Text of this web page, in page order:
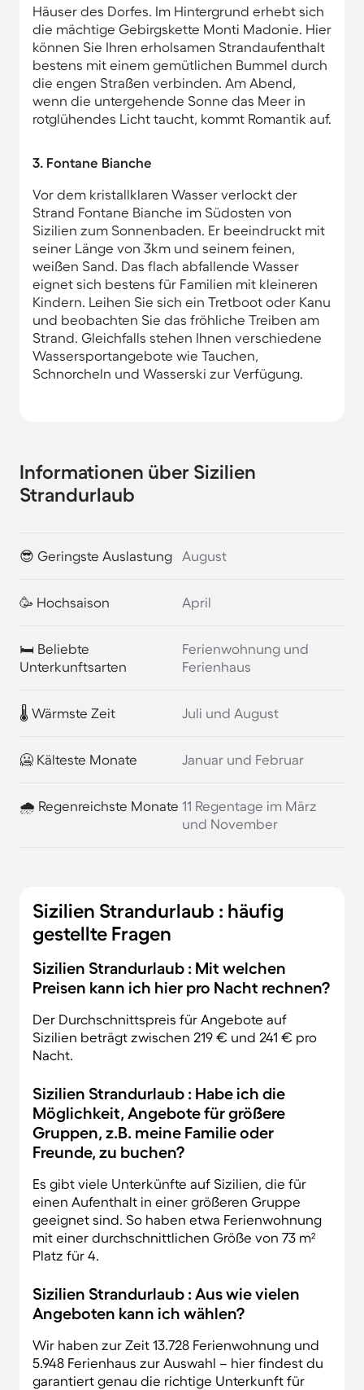
Häuser des Dorfes. Im Hintergrund erhebt sich
die mächtige Gebirgskette Monti Madonie. Hier
können Sie Ihren erholsamen Strandaufenthalt
bestens mit einem gemütlichen Bummel durch
die engen Straßen verbinden. Am Abend,
wenn die untergehende Sonne das Meer in
rotglühendes Licht taucht, kommt Romantik auf.
3. Fontane Bianche
Vor dem kristallklaren Wasser verlockt der
Strand Fontane Bianche im Südosten von
Sizilien zum Sonnenbaden. Er beeindruckt mit
seiner Länge von 3km und seinem feinen,
weißen Sand. Das flach abfallende Wasser
eignet sich bestens für Familien mit kleineren
Kindern. Leihen Sie sich ein Tretboot oder Kanu
und beobachten Sie das fröhliche Treiben am
Strand. Gleichfalls stehen Ihnen verschiedene
Wassersportangebote wie Tauchen,
Schnorcheln und Wasserski zur Verfügung.
Informationen über Sizilien
Strandurlaub
😎 Geringste Auslastung August
🥳 Hochsaison April
🛏️ Beliebte
Unterkunftsarten
Ferienwohnung und
Ferienhaus
🌡️ Wärmste Zeit Juli und August
🥶 Kälteste Monate Januar und Februar
🌧️ Regenreichste Monate 11 Regentage im März
und November
Sizilien Strandurlaub : häufig
gestellte Fragen
Sizilien Strandurlaub : Mit welchen
Preisen kann ich hier pro Nacht rechnen?
Der Durchschnittspreis für Angebote auf
Sizilien beträgt zwischen 219 € und 241 € pro
Nacht.
Sizilien Strandurlaub : Habe ich die
Möglichkeit, Angebote für größere
Gruppen, z.B. meine Familie oder
Freunde, zu buchen?
Es gibt viele Unterkünfte auf Sizilien, die für
einen Aufenthalt in einer größeren Gruppe
geeignet sind. So haben etwa Ferienwohnung
mit einer durchschnittlichen Größe von 73 m²
Platz für 4.
Sizilien Strandurlaub : Aus wie vielen
Angeboten kann ich wählen?
Wir haben zur Zeit 13.728 Ferienwohnung und
5.948 Ferienhaus zur Auswahl – hier findest du
garantiert genau die richtige Unterkunft für